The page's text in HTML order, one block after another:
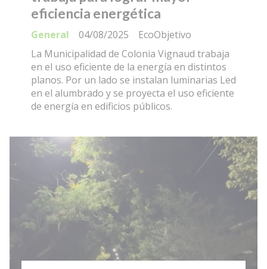
eficiencia energética
EcoObjetivo
General
04/08/2025
La Municipalidad de Colonia Vignaud trabaja
en el uso eficiente de la energía en distintos
planos. Por un lado se instalan luminarias Led
en el alumbrado y se proyecta el uso eficiente
de energía en edificios públicos.